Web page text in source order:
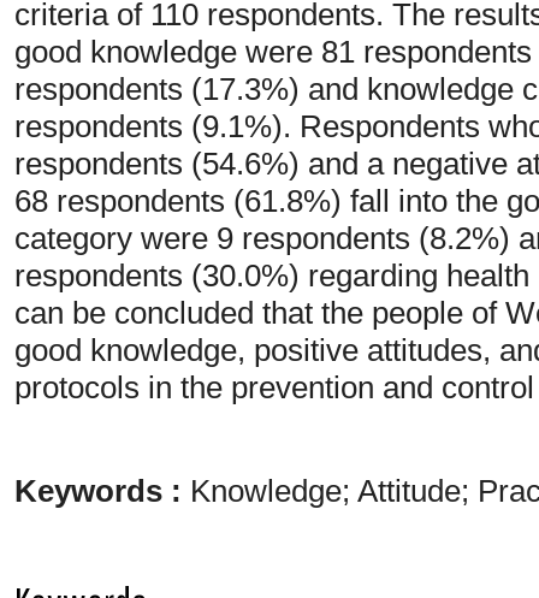
criteria of 110 respondents. The
good knowledge were 81
respondents (17.3%) and knowledge
respondents (9.1%). Respondents
respondents (54.6%) and a negative
68 respondents (61.8%) fall into the
category were 9 respondents (8.2%)
respondents (30.0%) regarding
can be concluded that the people of
good knowledge, positive attitudes,
protocols in the prevention and
Keywords : Knowledge; Attitude;